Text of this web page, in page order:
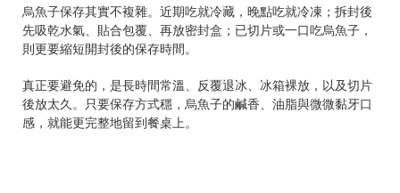
烏魚子保存其實不複雜。近期吃就冷藏，晚點吃就冷凍；拆封後
先吸乾水氣、貼合包覆、再放密封盒；已切片或一口吃烏魚子，
則更要縮短開封後的保存時間。
真正要避免的，是長時間常溫、反覆退冰、冰箱裸放，以及切片
後放太久。只要保存方式穩，烏魚子的鹹香、油脂與微微黏牙口
感，就能更完整地留到餐桌上。